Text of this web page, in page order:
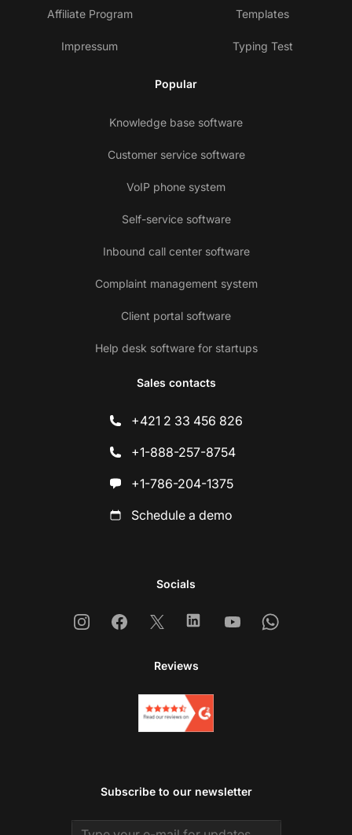
Affiliate Program
Impressum
Templates
Typing Test
Popular
Knowledge base software
Customer service software
VoIP phone system
Self-service software
Inbound call center software
Complaint management system
Client portal software
Help desk software for startups
Sales contacts
+421 2 33 456 826
+1-888-257-8754
+1-786-204-1375
Schedule a demo
Socials
InstagramFacebook
X LinkedinYoutubeWhatsapp
Reviews
Subscribe to our newsletter
Email address